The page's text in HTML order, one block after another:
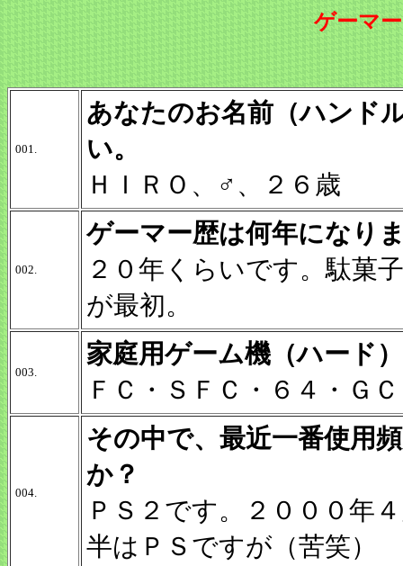
ゲーマ
001.
あなたのお名前（ハンド
い。
ＨＩＲＯ、♂、２６歳
002.
ゲーマー歴は何年になり
２０年くらいです。駄菓
が最初。
003.
家庭用ゲーム機（ハード
ＦＣ・ＳＦＣ・６４・Ｇ
004.
その中で、最近一番使用
か？
ＰＳ２です。２０００年
半はＰＳですが（苦笑）